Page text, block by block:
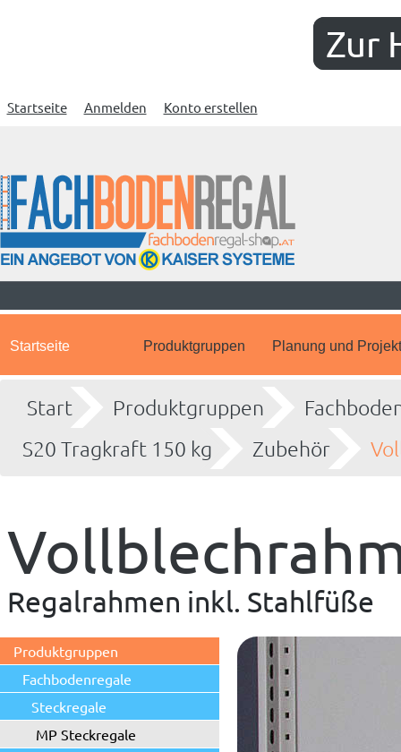
Zur
Startseite Anmelden Konto erstellen
Startseite Produktgruppen Planung und
Start Produktgruppen
S20 Tragkraft 150 kg
Zubehör
Regalrahmen inkl. Stahlfüße
Produktgruppen
Fachbodenregale
Steckregale
MP Steckregale